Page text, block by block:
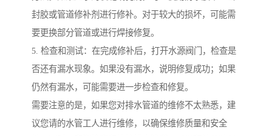
封胶或管道修补剂进行修补。对于较大的损坏，可能需
要更换部分管道或进行焊接修复。
5. 检查和测试：在完成修补后，打开水源阀门，检查是
否还有漏水现象。如果没有漏水，说明修复成功；如果
仍然有漏水，可能需要进一步检查和修复。
需要注意的是，如果您对排水管道的维修不太熟悉，建
议您请的水管工人进行维修，以确保维修质量和安全